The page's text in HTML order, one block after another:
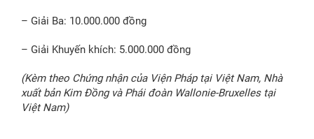
– Giải Ba: 10.000.000 đồng
– Giải Khuyến khích: 5.000.000 đồng
(Kèm theo Chứng nhận của Viện Pháp tại Việt Nam, Nhà
xuất bản Kim Đồng và Phái đoàn Wallonie-Bruxelles tại
Việt Nam)